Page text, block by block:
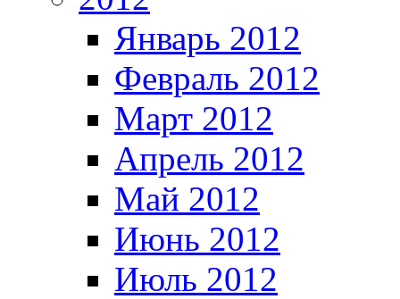
Январь 2012
Февраль 2012
Март 2012
Апрель 2012
Май 2012
Июнь 2012
Июль 2012